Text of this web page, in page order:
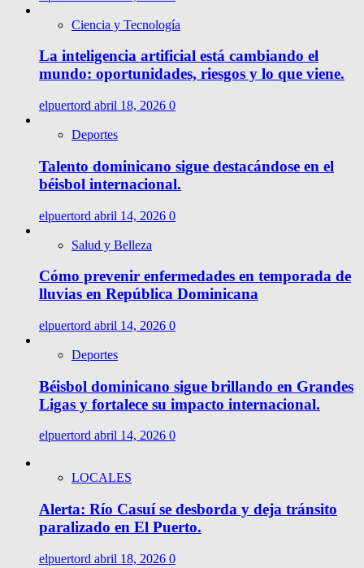
Ciencia y Tecnología
La inteligencia artificial está cambiando el
mundo: oportunidades, riesgos y lo que viene.
elpuertord abril 18, 2026 0
Deportes
Talento dominicano sigue destacándose en el
béisbol internacional.
elpuertord abril 14, 2026 0
Salud y Belleza
Cómo prevenir enfermedades en temporada de
lluvias en República Dominicana
elpuertord abril 14, 2026 0
Deportes
Béisbol dominicano sigue brillando en Grandes
Ligas y fortalece su impacto internacional.
elpuertord abril 14, 2026 0
LOCALES
Alerta: Río Casuí se desborda y deja tránsito
paralizado en El Puerto.
elpuertord abril 18, 2026 0